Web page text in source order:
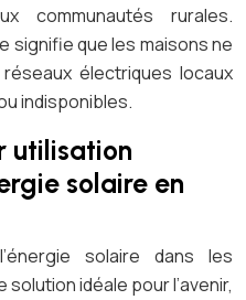
communautés rurales.
signifie que les maisons ne
électriques locaux
indisponibles.
utilisation
solaire en
solaire dans les
idéale pour l’avenir,